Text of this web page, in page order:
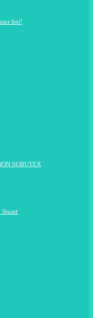
frei!
SUBUTEX